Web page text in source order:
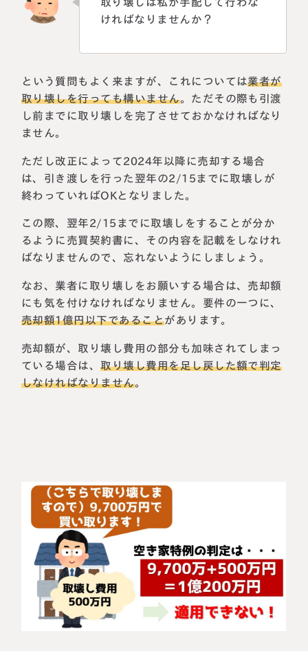
ければなりませんか？
という質問もよく来ますが、これについては業者が
取り壊しを行っても構いません。ただその際も引渡
し前までに取り壊しを完了させておかなければなり
ません。
ただし改正によって2024年以降に売却する場合
は、引き渡しを行った翌年の2/15までに取壊しが
終わっていればOKとなりました。
この際、翌年2/15までに取壊しをすることが分か
るように売買契約書に、その内容を記載をしなけれ
ばなりませんので、忘れないようにしましょう。
なお、業者に取り壊しをお願いする場合は、売却額
にも気を付けなければなりません。要件の一つに、
売却額1億円以下であることがあります。
売却額が、取り壊し費用の部分も加味されてしまっ
ている場合は、取り壊し費用を足し戻した額で判定
しなければなりません。